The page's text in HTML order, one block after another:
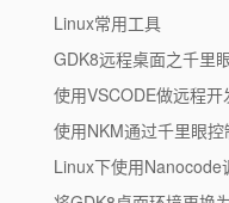
Linux常用工具
GDK8远程桌面之千里
使用VSCODE做远程开
使用NKM通过千里眼控
Linux下使用Nanocode